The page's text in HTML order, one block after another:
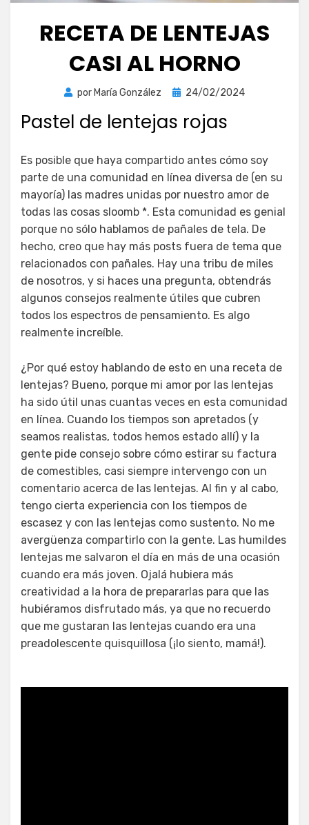
RECETA DE LENTEJAS
CASI AL HORNO
por María González
Publicada
24/02/2024
Pastel de lentejas rojas
Es posible que haya compartido antes cómo soy
parte de una comunidad en línea diversa de (en su
mayoría) las madres unidas por nuestro amor de
todas las cosas sloomb *. Esta comunidad es genial
porque no sólo hablamos de pañales de tela. De
hecho, creo que hay más posts fuera de tema que
relacionados con pañales. Hay una tribu de miles
de nosotros, y si haces una pregunta, obtendrás
algunos consejos realmente útiles que cubren
todos los espectros de pensamiento. Es algo
realmente increíble.
¿Por qué estoy hablando de esto en una receta de
lentejas? Bueno, porque mi amor por las lentejas
ha sido útil unas cuantas veces en esta comunidad
en línea. Cuando los tiempos son apretados (y
seamos realistas, todos hemos estado allí) y la
gente pide consejo sobre cómo estirar su factura
de comestibles, casi siempre intervengo con un
comentario acerca de las lentejas. Al fin y al cabo,
tengo cierta experiencia con los tiempos de
escasez y con las lentejas como sustento. No me
avergüenza compartirlo con la gente. Las humildes
lentejas me salvaron el día en más de una ocasión
cuando era más joven. Ojalá hubiera más
creatividad a la hora de prepararlas para que las
hubiéramos disfrutado más, ya que no recuerdo
que me gustaran las lentejas cuando era una
preadolescente quisquillosa (¡lo siento, mamá!).